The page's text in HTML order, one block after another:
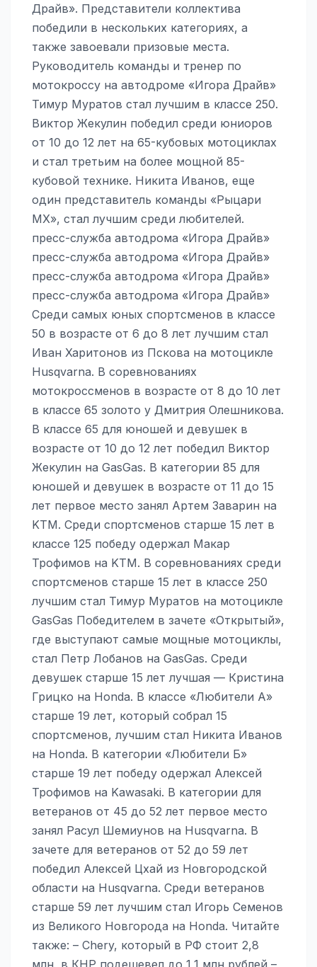
Драйв». Представители коллектива
победили в нескольких категориях, а
также завоевали призовые места.
Руководитель команды и тренер по
мотокроссу на автодроме «Игора Драйв»
Тимур Муратов стал лучшим в классе 250.
Виктор Жекулин победил среди юниоров
от 10 до 12 лет на 65-кубовых мотоциклах
и стал третьим на более мощной 85-
кубовой технике. Никита Иванов, еще
один представитель команды «Рыцари
MX», стал лучшим среди любителей.
пресс-служба автодрома «Игора Драйв»
пресс-служба автодрома «Игора Драйв»
пресс-служба автодрома «Игора Драйв»
пресс-служба автодрома «Игора Драйв»
Среди самых юных спортсменов в классе
50 в возрасте от 6 до 8 лет лучшим стал
Иван Харитонов из Пскова на мотоцикле
Husqvarna. В соревнованиях
мотокроссменов в возрасте от 8 до 10 лет
в классе 65 золото у Дмитрия Олешникова.
В классе 65 для юношей и девушек в
возрасте от 10 до 12 лет победил Виктор
Жекулин на GasGas. В категории 85 для
юношей и девушек в возрасте от 11 до 15
лет первое место занял Артем Заварин на
KTM. Среди спортсменов старше 15 лет в
классе 125 победу одержал Макар
Трофимов на KTM. В соревнованиях среди
спортсменов старше 15 лет в классе 250
лучшим стал Тимур Муратов на мотоцикле
GasGas Победителем в зачете «Открытый»,
где выступают самые мощные мотоциклы,
стал Петр Лобанов на GasGas. Среди
девушек старше 15 лет лучшая — Кристина
Грицко на Honda. В классе «Любители А»
старше 19 лет, который собрал 15
спортсменов, лучшим стал Никита Иванов
на Honda. В категории «Любители Б»
старше 19 лет победу одержал Алексей
Трофимов на Kawasaki. В категории для
ветеранов от 45 до 52 лет первое место
занял Расул Шемиунов на Husqvarna. В
зачете для ветеранов от 52 до 59 лет
победил Алексей Цхай из Новгородской
области на Husqvarna. Среди ветеранов
старше 59 лет лучшим стал Игорь Семенов
из Великого Новгорода на Honda. Читайте
также: – Chery, который в РФ стоит 2,8
млн, в КНР подешевел до 1,1 млн рублей –